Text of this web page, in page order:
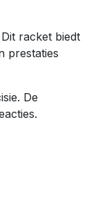
racket biedt
prestaties
De